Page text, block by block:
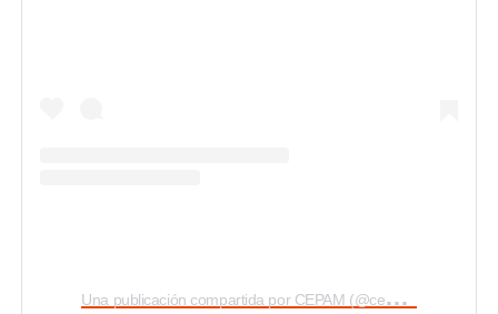
U
na publicación compartida por CEPAM (@cepam_quito)